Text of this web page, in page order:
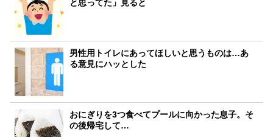
と思ってた」見ると
男性用トイレにあってほしいと思うものは…あ
る意見にハッとした
おにぎりを3つ食べてプールに向かった息子。そ
の後帰宅して…